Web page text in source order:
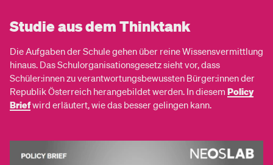
Studie aus dem Thinktank
Die Aufgaben der Schule gehen über reine Wissensvermittlung
hinaus. Das Schulorganisationsgesetz sieht vor, dass
Schüler:innen zu verantwortungsbewussten Bürger:innen der
Republik Österreich herangebildet werden. In diesem Policy
Briefwird erläutert, wie das besser gelingen kann.